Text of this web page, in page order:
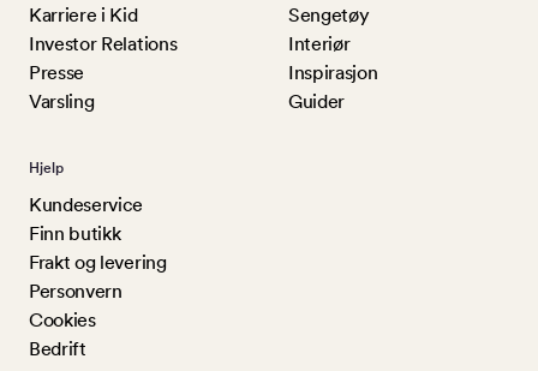
Karriere i Kid
Investor Relations
Presse
Varsling
Sengetøy
Interiør
Inspirasjon
Guider
Hjelp
Kundeservice
Finn butikk
Frakt og levering
Personvern
Cookies
Bedrift